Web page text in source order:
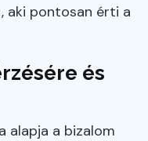
aki pontosan érti a
és
alapja a bizalom